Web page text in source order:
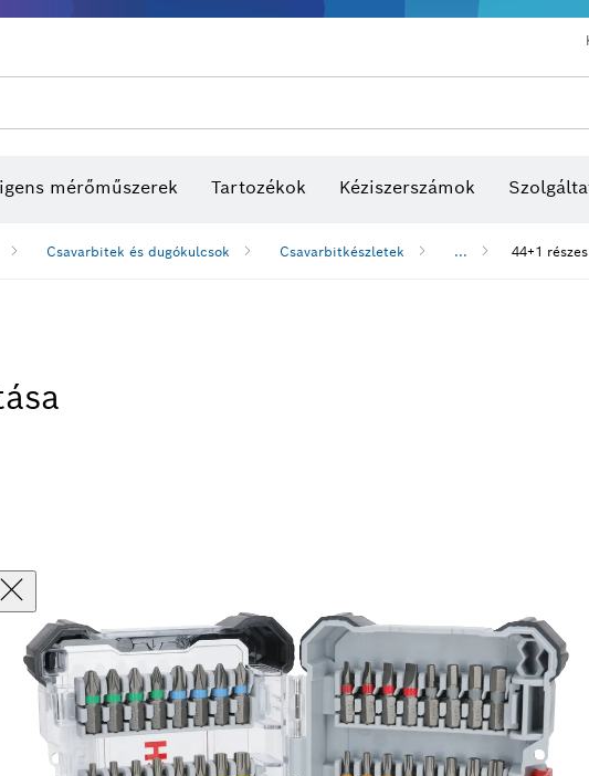
mérőműszerek Tartozékok Kéziszerszámok
Csavarbitek és dugókulcsok Csavarbitkészletek ... 44+1